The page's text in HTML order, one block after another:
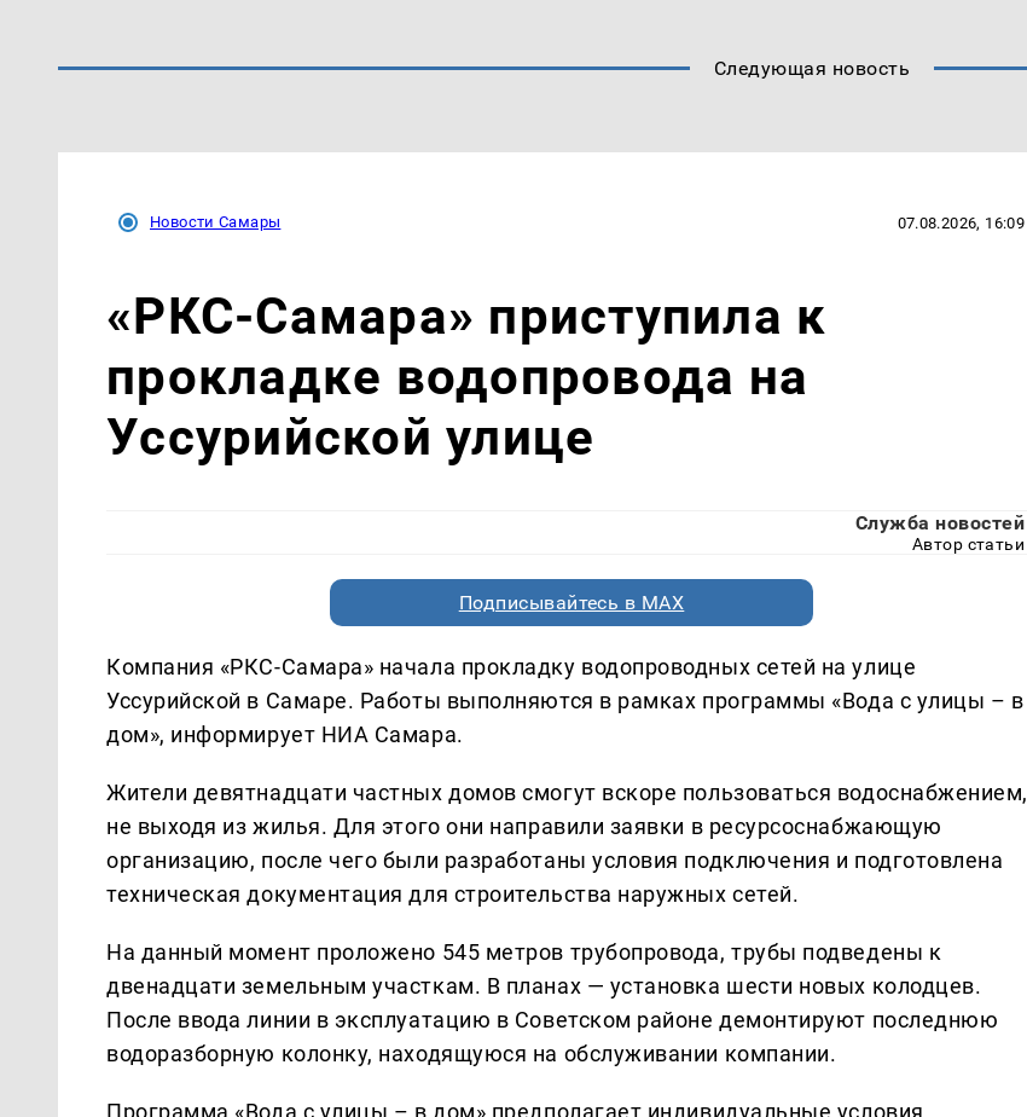
Следующая новость
Новости Самары 07.08.2026, 16:09
«РКС-Самара» приступила к
прокладке водопровода на
Уссурийской улице
Служба новостей
Автор статьи
Подписывайтесь в MAX
Компания «РКС-Самара» начала прокладку водопроводных сетей на улице
Уссурийской в Самаре. Работы выполняются в рамках программы «Вода с улицы – в
дом», информирует НИА Самара.
Жители девятнадцати частных домов смогут вскоре пользоваться водоснабжением,
не выходя из жилья. Для этого они направили заявки в ресурсоснабжающую
организацию, после чего были разработаны условия подключения и подготовлена
техническая документация для строительства наружных сетей.
На данный момент проложено 545 метров трубопровода, трубы подведены к
двенадцати земельным участкам. В планах — установка шести новых колодцев.
После ввода линии в эксплуатацию в Советском районе демонтируют последнюю
водоразборную колонку, находящуюся на обслуживании компании.
Программа «Вода с улицы – в дом» предполагает индивидуальные условия